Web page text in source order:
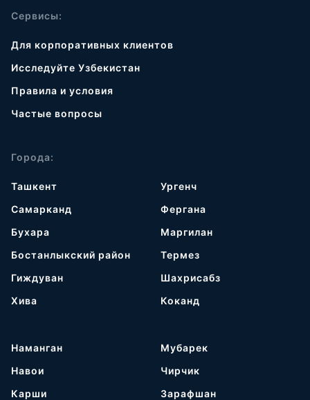
Сервисы:
Для корпоративных клиентов
Исследуйте Узбекистан
Правила и условия
Частые вопросы
Города:
Ташкент
Самарканд
Бухара
Бостанлыкский район
Гиждуван
Хива
Ургенч
Фергана
Маргилан
Термез
Шахрисабз
Коканд
Наманган
Навои
Карши
Мубарек
Чирчик
Зарафшан